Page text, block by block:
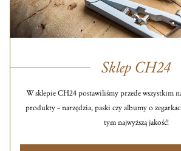
Sklep CH24
W sklepie CH24 postawiliśmy przede wszystkim
produkty – narzędzia, paski czy albumy o
tym najwyższą jakość!